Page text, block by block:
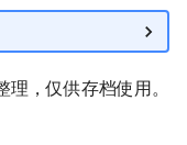
，仅供存档使用。